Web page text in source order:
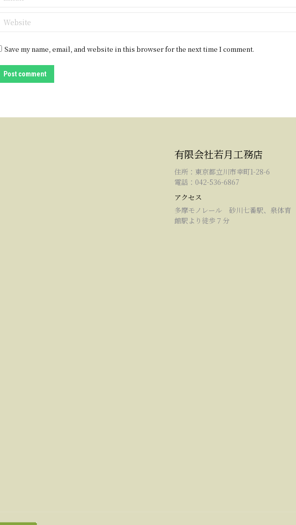
Website
Save my name, email, and website in this browser for the next time I comment.
Post comment
有限会社若月工務店
住所：東京都立川市幸町1-28-6
電話：042-536-6867
アクセス
多摩モノレール 砂川七番駅、泉体育
館駅より徒歩７分